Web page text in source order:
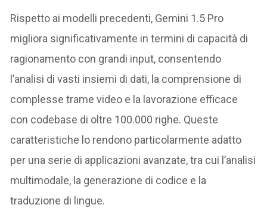
Rispetto ai modelli precedenti, Gemini 1.5 Pro
migliora significativamente in termini di capacità di
ragionamento con grandi input, consentendo
l’analisi di vasti insiemi di dati, la comprensione di
complesse trame video e la lavorazione efficace
con codebase di oltre 100.000 righe​​. Queste
caratteristiche lo rendono particolarmente adatto
per una serie di applicazioni avanzate, tra cui l’analisi
multimodale, la generazione di codice e la
traduzione di lingue.